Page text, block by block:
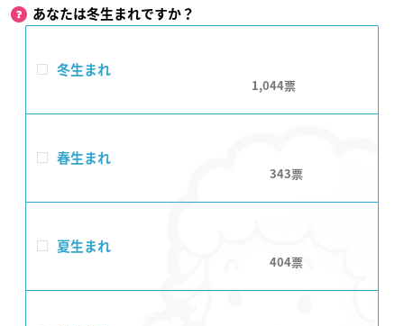
あなたは冬生まれですか？
冬生まれ
1,044
春生まれ
343
夏生まれ
404